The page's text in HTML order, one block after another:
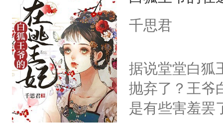
体，在莫星星
流苏容貌冠绝
宫宴上见到三
竭虑，但异域
宴包裹里，有
千思君
据说堂堂白狐
抛弃了？王爷
是有些害羞罢